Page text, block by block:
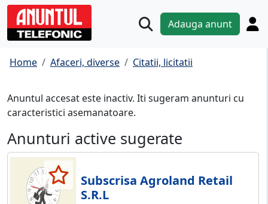
Adauga anunt
Home Afaceri, diverse Citatii, licitatii
Anuntul accesat este inactiv. Iti sugeram anunturi cu
caracteristici asemanatoare.
Anunturi active sugerate
Subscrisa Agroland Retail
S.R.L